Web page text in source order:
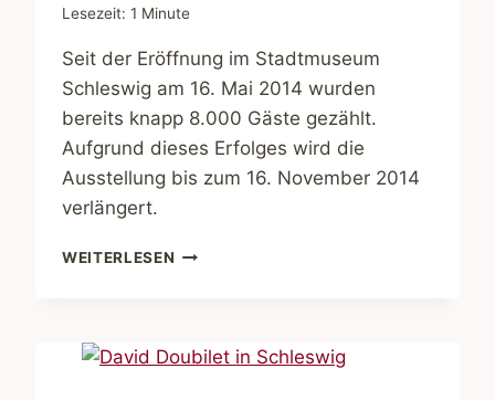
Lesezeit: 1 Minute
Seit der Eröffnung im Stadtmuseum
Schleswig am 16. Mai 2014 wurden
bereits knapp 8.000 Gäste gezählt.
Aufgrund dieses Erfolges wird die
Ausstellung bis zum 16. November 2014
verlängert.
WEITERLESEN DAVID
AUSSTELLUNG
BIS